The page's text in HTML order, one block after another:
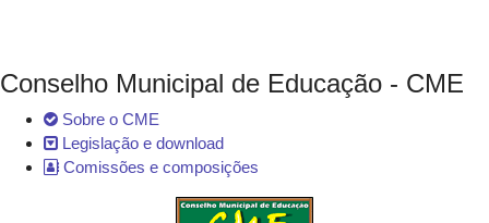
Conselho Municipal de Educação - CME
Sobre o CME
Legislação e download
Comissões e composições